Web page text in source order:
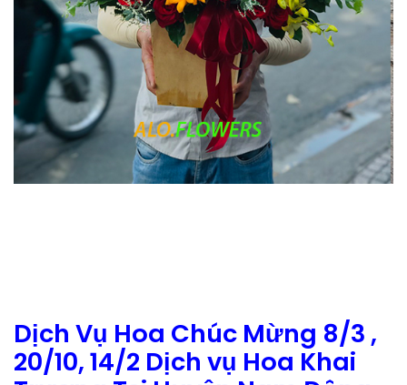
Dịch Vụ Hoa Chúc Mừng 8/3 ,
20/10, 14/2 Dịch vụ Hoa Khai